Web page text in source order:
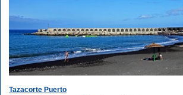
Tazacorte Puerto